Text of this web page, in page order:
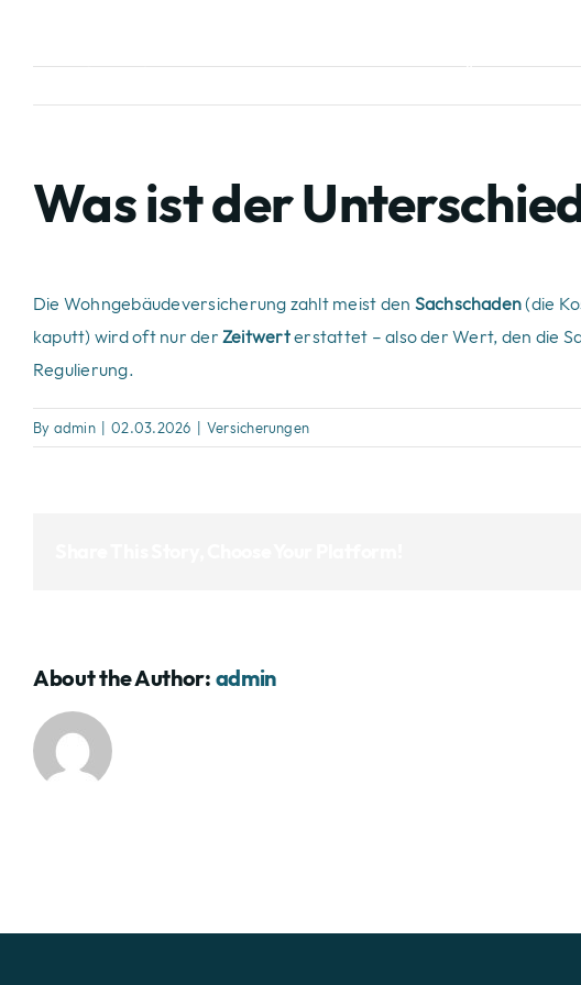
Was ist der
Die Wohngebäudeversicherung zahlt meist den Sachschaden(die
kaputt) wird oft nur derZeitwerterstattet – also der Wert, den die
Regulierung.
By admin 02.03.2026 Versicherungen
About the Author: admin